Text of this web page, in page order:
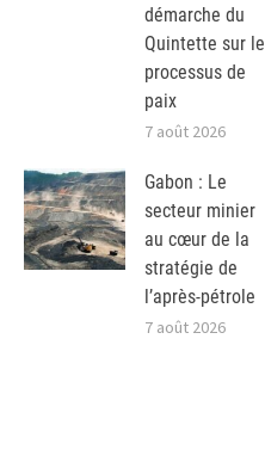
démarche du
Quintette sur le
processus de
paix
7 août 2026
Gabon : Le
secteur minier
au cœur de la
stratégie de
l’après-pétrole
7 août 2026